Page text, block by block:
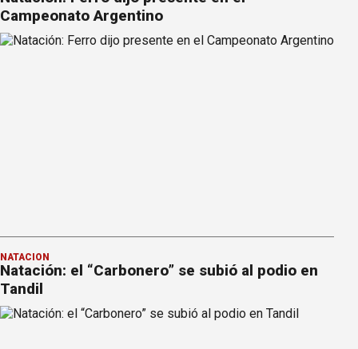
Campeonato Argentino
NATACIÓN
Natación: el “Carbonero” se subió al podio en
Tandil